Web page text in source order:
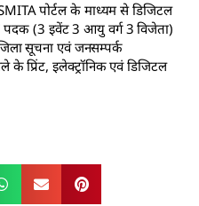
पोर्टल के माध्यम से डिजिटल
पदक (3 इवेंट 3 आयु वर्ग 3 विजेता)
सूचना एवं जनसम्पर्क
के प्रिंट, इलेक्ट्रॉनिक एवं डिजिटल